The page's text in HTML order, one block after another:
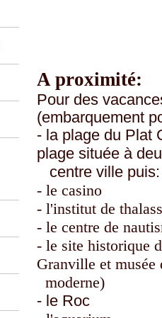
A proximité:
Pour des
(embarquement
- la plage du Plat
plagesituée à
centre ville puis:
- le casino
- l'institut de
- le centre de
- le site historique
Granville et musée
moderne)
- le Roc